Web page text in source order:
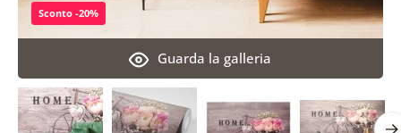
Guarda la galleria
Sconto -20%